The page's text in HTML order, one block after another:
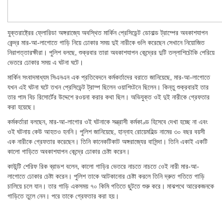
যুক্তরাষ্ট্রের ফ্লোরিডা অঙ্গরাজ্যে অবস্থিত মার্কিন প্রেসিডেন্ট ডোনাল্ড ট্রাম্পের অবকাশযাপন
কেন্দ্র মার-আ-লাগোতে গাড়ি নিয়ে ঢোকার সময় দুই নারীকে গুলি করেছেন সেখানে নিয়োজিত
নিরাপত্তারক্ষীরা। পুলিশ বলছে, শুক্রবার তারা অবকাশযাপন কেন্দ্রের দুটি তল্লাশিচৌকি পেরিয়ে
ভেতরে ঢোকার সময় এ ঘটনা ঘটে।
মার্কিন সংবাদমাধ্যম সিএনএন এক প্রতিবেদনে কর্মকর্তাদের বরাতে জানিয়েছে, মার-আ-লাগোতে
যখন এই ঘটনা ঘটে তখন প্রেসিডেন্ট ট্রাম্প ছিলেন ওয়াশিংটনে ছিলেন। কিন্তু শুক্রবারই তার
তার পাম বিচ রিসোর্টের উদ্দেশে রওয়না করার কথা ছিল। অভিযুক্ত ওই দুই নারীকে গ্রেফতার
করা হয়েছে।
কর্মকর্তারা বলছেন, মার-আ-লাগোর ওই ঘটনাকে সন্ত্রাসী কর্মকাণ্ড হিসেবে দেখা হচ্ছে না এবং
ওই ঘটনায় কেউ আহতও হননি। পুলিশ জানিয়েছে, হান্নাহ রোয়েমহিল্ড নামের ৩০ বছর বয়সী
এক নারীকে গ্রেফতার করেছেন। তিনি কানেকটিকাট অঙ্গরাজ্যের বাসিন্দা। তিনি একাই একটি
কালো গাড়িতে অবকাশযাপন কেন্দ্রে ঢোকার চেষ্টা করেন।
কাউন্টি শেরিফ রিক ব্রাডশ বলেন, কালো গাড়ির ভেতরে নাচতে নাচতে ওেই নারী মার-আ-
লাগোতে ঢোকার চেষ্টা করেন। পুলিশ তাকে আটকানোর চেষ্টা করলে তিনি দ্রুত গতিতে গাড়ি
চালিয়ে চলে যান। তার গাড়ি একসময় ৭০ কিমি গতিতে ছুটতে শুরু করে। মাঝপথে আরেকজনকে
গাড়িতে তুলে নেন। পরে তাকে গ্রেফতার করা হয়।